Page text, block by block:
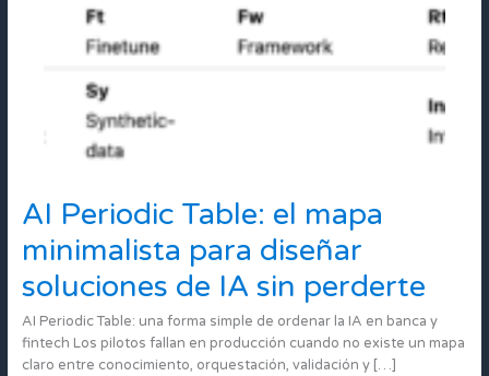
AI Periodic Table: el mapa
minimalista para diseñar
soluciones de IA sin perderte
AI Periodic Table: una forma simple de ordenar la IA en banca y
fintech Los pilotos fallan en producción cuando no existe un mapa
claro entre conocimiento, orquestación, validación y […]
AI
Periodic
Table:
mapa
minimalista
para
diseñar